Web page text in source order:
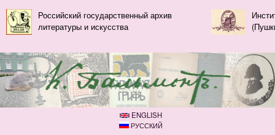
Skip to main content
Российский государственный архив
литературы и искусства
ENGLISH
РУССКИЙ